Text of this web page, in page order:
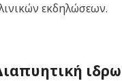
εκδηλώσεων.